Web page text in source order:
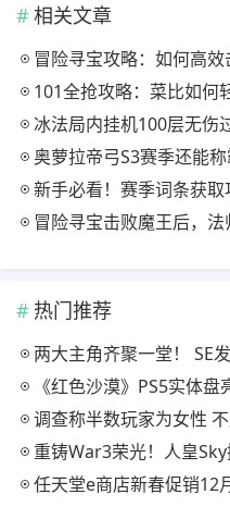
相关文章
冒险寻宝攻略：如何高效
101全抢攻略：菜比如何
冰法局内挂机100层无伤
奥萝拉帝弓S3赛季还能称
新手必看！赛季词条获
冒险寻宝击败魔王后，法
热门推荐
两大主角齐聚一堂！ SE发布
《红色沙漠》PS5实体
调查称半数玩家为女性
重铸War3荣光！人皇Sky携手KK
任天堂e商店新春促销12